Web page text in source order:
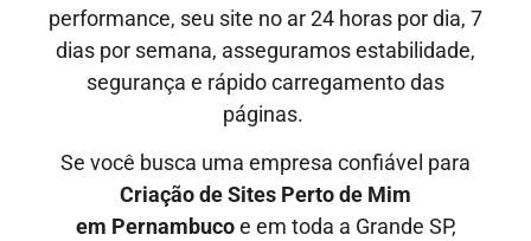
performance, seu site no ar24 horas por dia, 7
dias por semana, asseguramos estabilidade,
segurança e rápido carregamento das
páginas.
Se você busca uma empresa confiável para
Criação de Sites Perto de Mim
em Pernambucoe em toda a Grande SP,